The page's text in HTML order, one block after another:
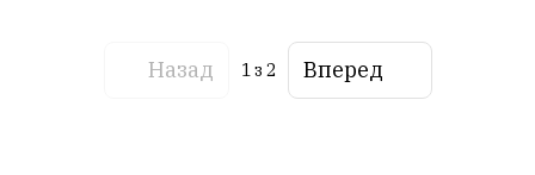
Назад 1з 2 Вперед